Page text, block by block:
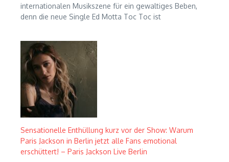
internationalen Musikszene für ein gewaltiges Beben,
denn die neue Single Ed Motta Toc Toc ist
Sensationelle Enthüllung kurz vor der Show: Warum
Paris Jackson in Berlin jetzt alle Fans emotional
erschüttert! – Paris Jackson Live Berlin